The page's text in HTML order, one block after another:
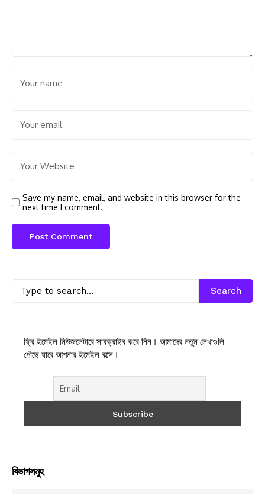
Save my name, email, and website in this browser for the
next time I comment.
Search
ফ্রি ইমেইল নিউজলেটারে সাবক্রাইব করে নিন। আমাদের নতুন লেখাগুলি
পৌছে যাবে আপনার ইমেইল বক্সে।
বিভাগসমুহ